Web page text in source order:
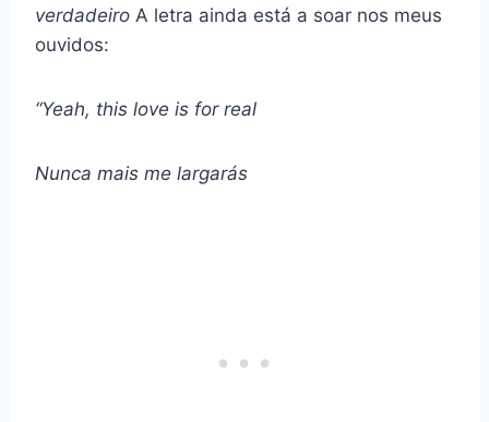
verdadeiro A letra ainda está a soar nos meus
ouvidos:
“Yeah, this love is for real
Nunca mais me largarás